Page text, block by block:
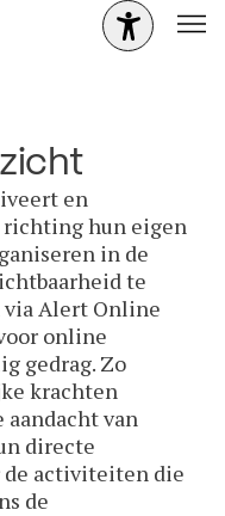
en
hun eigen
in de
te
Alert Online
online
gedrag. Zo
krachten
aandacht van
directe
de activiteiten die
de